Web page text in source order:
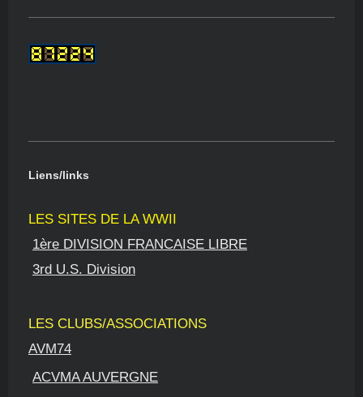
Liens/links
LES SITES DE LA WWII
1ère DIVISION FRANCAISE LIBRE
3rd U.S. Division
LES CLUBS/ASSOCIATIONS
AVM74
ACVMA AUVERGNE